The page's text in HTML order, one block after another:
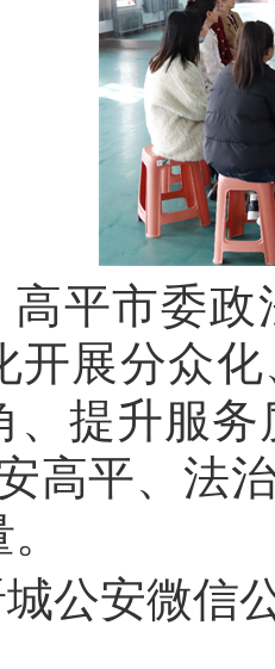
高平市委
开展分众
、提升服务
高平、法
公安微信